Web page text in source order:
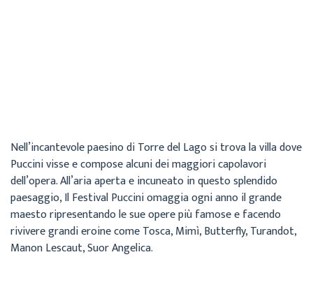
Nell’incantevole paesino di Torre del Lago si trova la villa dove
Puccini visse e compose alcuni dei maggiori capolavori
dell’opera. All’aria aperta e incuneato in questo splendido
paesaggio, Il Festival Puccini omaggia ogni anno il grande
maesto ripresentando le sue opere più famose e facendo
rivivere grandi eroine come Tosca, Mimì, Butterfly, Turandot,
Manon Lescaut, Suor Angelica.